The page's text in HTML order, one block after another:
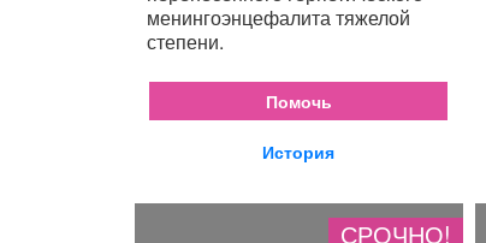
менингоэнцефалита тяжелой
степени.
Помочь
История
СРОЧНО!